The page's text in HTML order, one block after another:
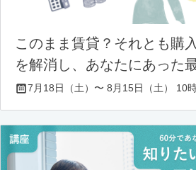
このまま賃貸？それとも購
を解消し、あなたにあった
7月18日（土）〜 8月15日（土） 10